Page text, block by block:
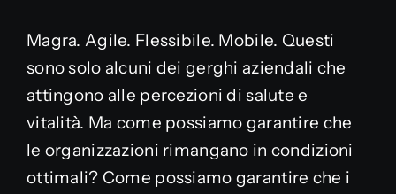
Media
Magra. Agile. Flessibile. Mobile. Questi
sono solo alcuni dei gerghi aziendali che
attingono alle percezioni di salute e
vitalità. Ma come possiamo garantire che
le organizzazioni rimangano in condizioni
ottimali? Come possiamo garantire che i